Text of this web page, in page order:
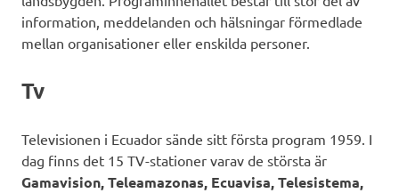
information, meddelanden och hälsningar förmedlade
mellan organisationer eller enskilda personer.
Tv
Televisionen i Ecuador sände sitt första program 1959. I
dag finns det 15 TV-stationer varav de största är
Gamavision, Teleamazonas, Ecuavisa, Telesistema,